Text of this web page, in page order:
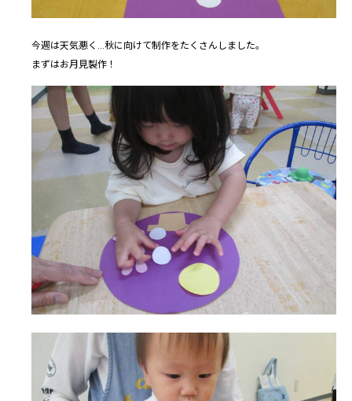
今週は天気悪く...秋に向けて制作をたくさんしました。
まずはお月見製作！